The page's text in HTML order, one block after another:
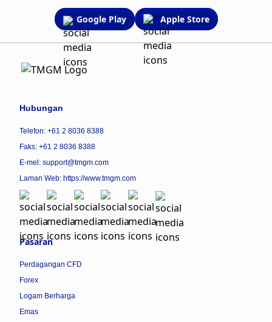
Google Play Apple Store
Hubungan
Telefon: +61 2 8036 8388
Faks: +61 2 8036 8388
E-mel: support@tmgm.com
Laman Web: https://www.tmgm.com
Pasaran
Perdagangan CFD
Forex
Logam Berharga
Emas